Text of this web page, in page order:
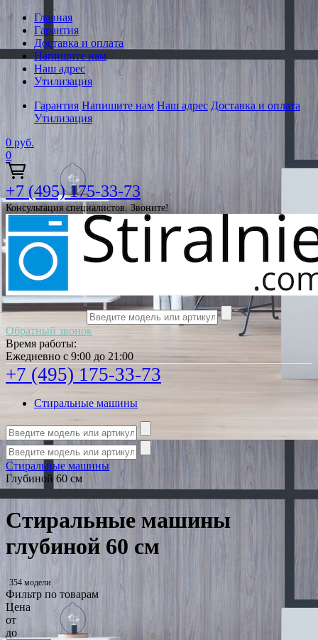
Главная
Гарантия
Доставка и оплата
Напишите нам
Наш адрес
Утилизация
Гарантия Напишите нам Наш адрес Доставка и оплата
Утилизация
0 руб.
0
+7 (495) 175-33-73
Консультация специалистов. Звоните!
Обратный звонок
Время работы:
Ежедневно с 9:00 до 21:00
+7 (495) 175-33-73
Стиральные машины
Стиральные машины
Глубиной 60 см
Стиральные машины
глубиной 60 см
354 модели
Фильтр по товарам
Цена
от
до